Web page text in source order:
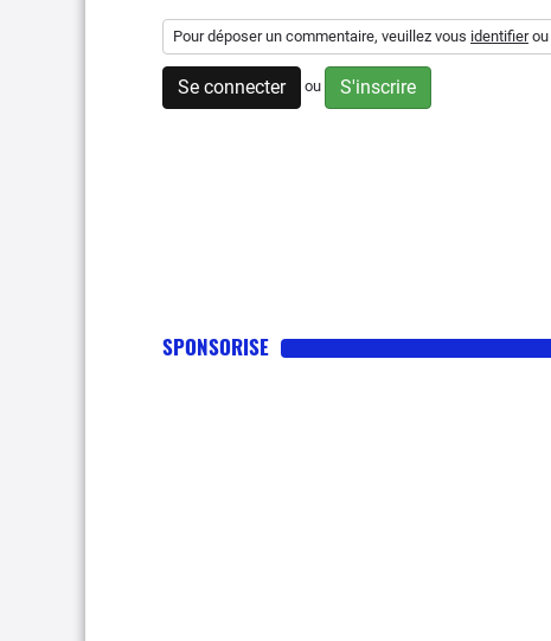
Pour déposer un commentaire, veuillez vous identifierou
Se connecter ou S'inscrire
SPONSORISE